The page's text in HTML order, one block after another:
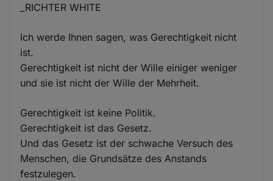
_RICHTER WHITE
Ich werde Ihnen sagen, was Gerechtigkeit nicht
ist.
Gerechtigkeit ist nicht der Wille einiger weniger
und sie ist nicht der Wille der Mehrheit.
Gerechtigkeit ist keine Politik.
Gerechtigkeit ist das Gesetz.
Und das Gesetz ist der schwache Versuch des
Menschen, die Grundsätze des Anstands
festzulegen.